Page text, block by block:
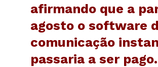
afirmando que a
agosto o software
comunicação
passaria a ser